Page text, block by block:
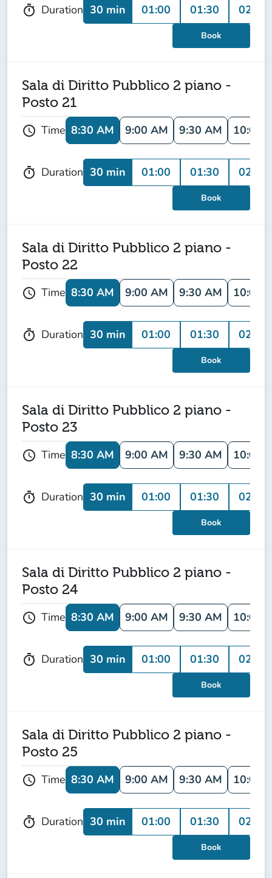
timer Duration 30 min 01:00 01:30 02:00
Book
Sala di Diritto Pubblico 2 piano -
Posto 21
schedule Time 8:30 AM 9:00 AM 9:30 AM 10:00
timer Duration 30 min 01:00 01:30 02:00
Book
Sala di Diritto Pubblico 2 piano -
Posto 22
schedule Time 8:30 AM 9:00 AM 9:30 AM 10:00
timer Duration 30 min 01:00 01:30 02:00
Book
Sala di Diritto Pubblico 2 piano -
Posto 23
schedule Time 8:30 AM 9:00 AM 9:30 AM 10:00
timer Duration 30 min 01:00 01:30 02:00
Book
Sala di Diritto Pubblico 2 piano -
Posto 24
schedule Time 8:30 AM 9:00 AM 9:30 AM 10:00
timer Duration 30 min 01:00 01:30 02:00
Book
Sala di Diritto Pubblico 2 piano -
Posto 25
schedule Time 8:30 AM 9:00 AM 9:30 AM 10:00
timer Duration 30 min 01:00 01:30 02:00
Book